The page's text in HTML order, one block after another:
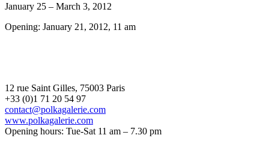
January 25 – March 3, 2012
Opening: January 21, 2012, 11 am
12 rue Saint Gilles, 75003 Paris
+33 (0)1 71 20 54 97
contact@polkagalerie.com
www.polkagalerie.com
Opening hours: Tue-Sat 11 am – 7.30 pm